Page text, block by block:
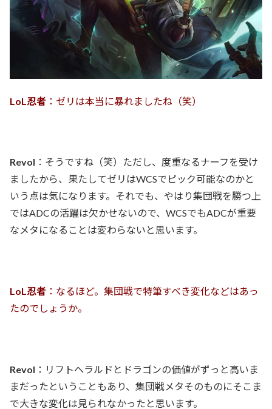
LoL忍者 ：ゼリは本当に暴れましたね（笑）
Revol ：そうですね（笑）ただし、度重なるナーフを受け
ましたから、果たしてゼリはWCSでピック可能なのかと
いう点は気になります。それでも、やはり集団戦を勝つ上
ではADCの活躍は欠かせないので、WCSでもADCが重要
なメタになることは変わらないと思います。
LoL忍者 ：なるほど。集団戦で特筆すべき変化などはあっ
たのでしょうか。
Revol ：リフトヘラルドとドラゴンの価値がずっと高いま
まだったということもあり、集団戦メタそのものにそこま
で大きな変化は見られなかったと思います。